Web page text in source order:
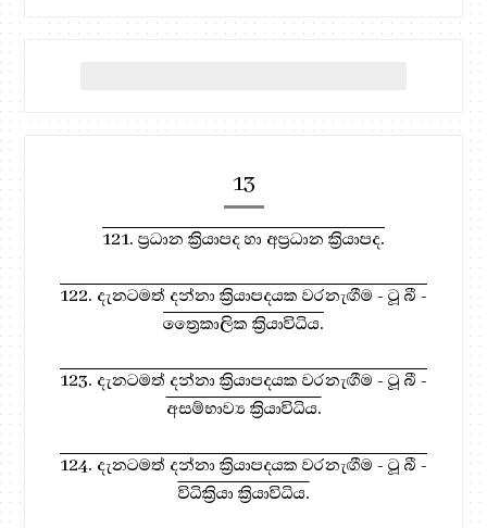
13
121. ප්‍රධාන ක්‍රියාපද හා අප්‍රධාන ක්‍රියාපද.
122. දැනටමත් දන්නා ක්‍රියාපදයක වරනැඟීම - ටූ බී -
ත්‍රෛකාලික ක්‍රියාවිධිය.
123. දැනටමත් දන්නා ක්‍රියාපදයක වරනැඟීම - ටූ බී -
අසම්භාව්‍ය ක්‍රියාවිධිය.
124. දැනටමත් දන්නා ක්‍රියාපදයක වරනැඟීම - ටූ බී -
විධික්‍රියා ක්‍රියාවිධිය.